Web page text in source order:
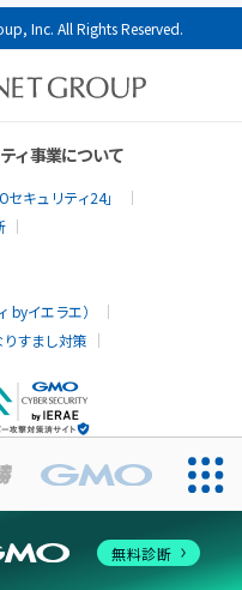
Inc. All Rights Reserved.
ィ事業について
キュリティ24」
byイエラエ）
りすまし対策
無料診断